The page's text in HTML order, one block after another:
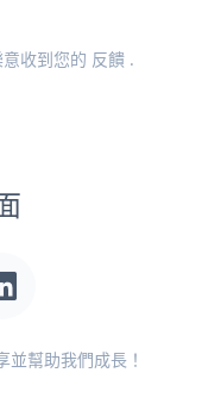
收到您的 反饋 .
幫助我們成長！